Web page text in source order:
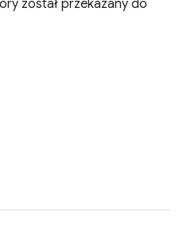
został przekazany do